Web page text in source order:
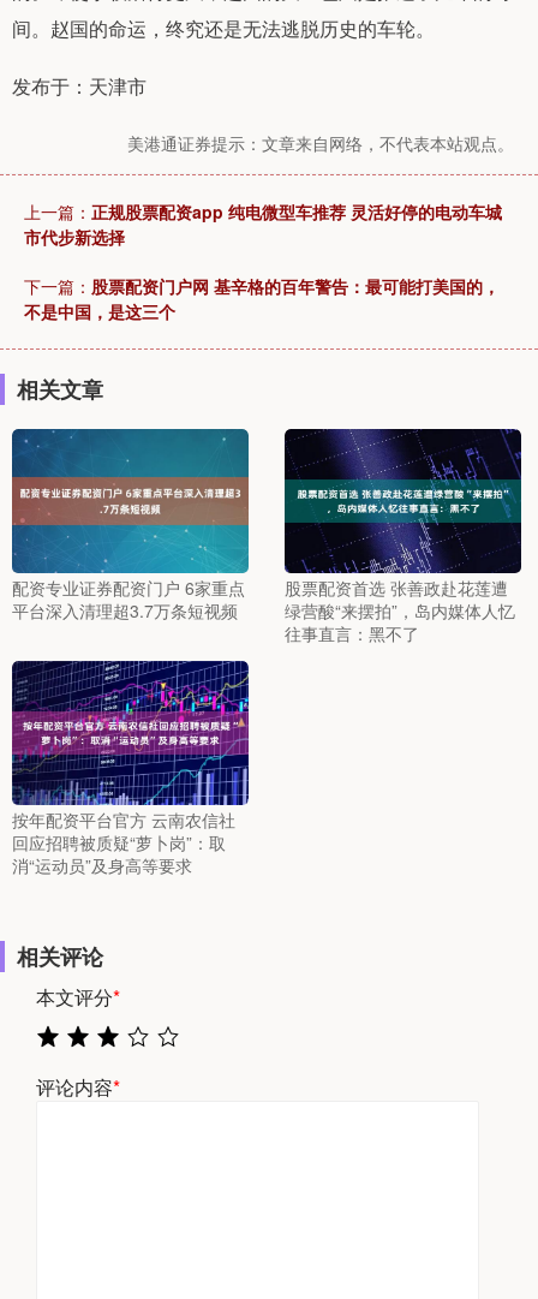
间。赵国的命运，终究还是无法逃脱历史的车轮。
发布于：天津市
美港通证券提示：文章来自网络，不代表本站观点。
上一篇： 正规股票配资app 纯电微型车推荐 灵活好停的电动车城
市代步新选择
下一篇： 股票配资门户网 基辛格的百年警告：最可能打美国的，
不是中国，是这三个
相关文章
配资专业证券配资门户 6家重点
平台深入清理超3.7万条短视频
股票配资首选 张善政赴花莲遭
绿营酸“来摆拍”，岛内媒体人忆
往事直言：黑不了
按年配资平台官方 云南农信社
回应招聘被质疑“萝卜岗”：取
消“运动员”及身高等要求
相关评论
本文评分*
评论内容*